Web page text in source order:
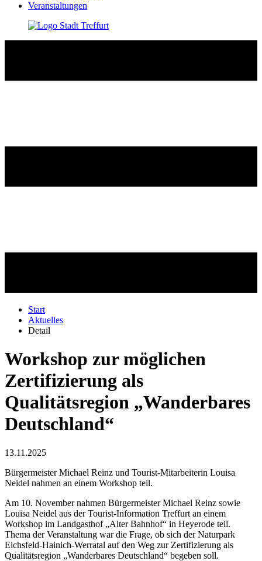
Veranstaltungen
Start
Aktuelles
Detail
Workshop zur möglichen
Zertifizierung als
Qualitätsregion „Wanderbares
Deutschland“
13.11.2025
Bürgermeister Michael Reinz und Tourist-Mitarbeiterin Louisa
Neidel nahmen an einem Workshop teil.
Am 10. November nahmen Bürgermeister Michael Reinz sowie
Louisa Neidel aus der Tourist-Information Treffurt an einem
Workshop im Landgasthof „Alter Bahnhof“ in Heyerode teil.
Thema der Veranstaltung war die Frage, ob sich der Naturpark
Eichsfeld-Hainich-Werratal auf den Weg zur Zertifizierung als
Qualitätsregion „Wanderbares Deutschland“ begeben soll.